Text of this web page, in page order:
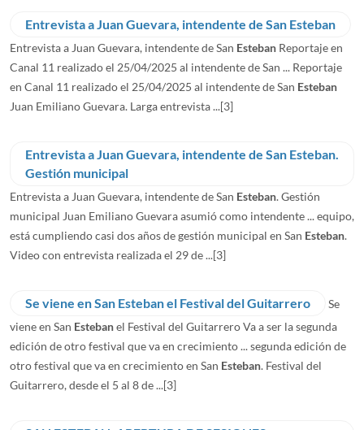
Entrevista a Juan Guevara, intendente de San Esteban
Entrevista a Juan Guevara, intendente de San Esteban Reportaje en
Canal 11 realizado el 25/04/2025 al intendente de San ... Reportaje
en Canal 11 realizado el 25/04/2025 al intendente de San Esteban
Juan Emiliano Guevara. Larga entrevista ...[3]
Entrevista a Juan Guevara, intendente de San Esteban.
Gestión municipal
Entrevista a Juan Guevara, intendente de San Esteban. Gestión
municipal Juan Emiliano Guevara asumió como intendente ... equipo,
está cumpliendo casi dos años de gestión municipal en San Esteban.
Video con entrevista realizada el 29 de ...[3]
Se viene en San Esteban el Festival del Guitarrero
Se
viene en San Estebanel Festival del Guitarrero Va a ser la segunda
edición de otro festival que va en crecimiento ... segunda edición de
otro festival que va en crecimiento en San Esteban. Festival del
Guitarrero, desde el 5 al 8 de ...[3]